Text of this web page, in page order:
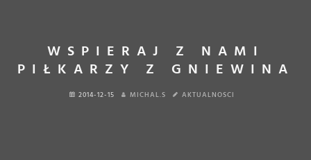
WSPIERAJ Z NAMI
PIŁKARZY Z GNIEWINA
2014-12-15 MICHAL.S AKTUALNOSCI